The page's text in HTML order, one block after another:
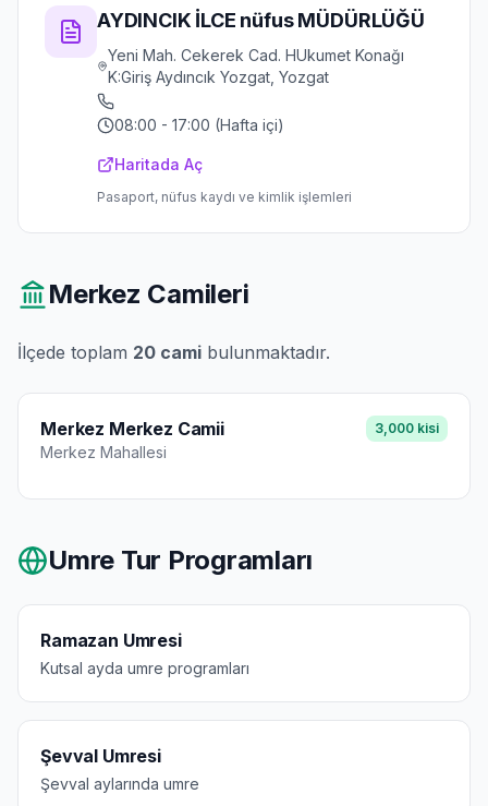
AYDINCIK İLCE nüfus MÜDÜRLÜĞÜ
Yeni Mah. Cekerek Cad. HUkumet Konağı
K:Giriş Aydıncık Yozgat, Yozgat
08:00 - 17:00 (Hafta içi)
Haritada Aç
Pasaport, nüfus kaydı ve kimlik işlemleri
Merkez Camileri
İlçede toplam 20 cami bulunmaktadır.
Merkez Merkez Camii
Merkez Mahallesi
3,000 kisi
Umre Tur Programları
Ramazan Umresi
Kutsal ayda umre programları
Şevval Umresi
Şevval aylarında umre